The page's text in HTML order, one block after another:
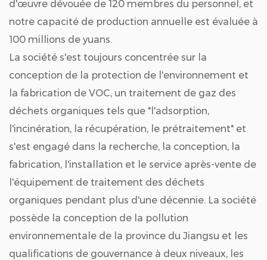
d'œuvre dévouée de 120 membres du personnel, et
notre capacité de production annuelle est évaluée à
100 millions de yuans.
La société s'est toujours concentrée sur la
conception de la protection de l'environnement et
la fabrication de VOC, un traitement de gaz des
déchets organiques tels que "l'adsorption,
l'incinération, la récupération, le prétraitement" et
s'est engagé dans la recherche, la conception, la
fabrication, l'installation et le service après-vente de
l'équipement de traitement des déchets
organiques pendant plus d'une décennie. La société
possède la conception de la pollution
environnementale de la province du Jiangsu et les
qualifications de gouvernance à deux niveaux, les